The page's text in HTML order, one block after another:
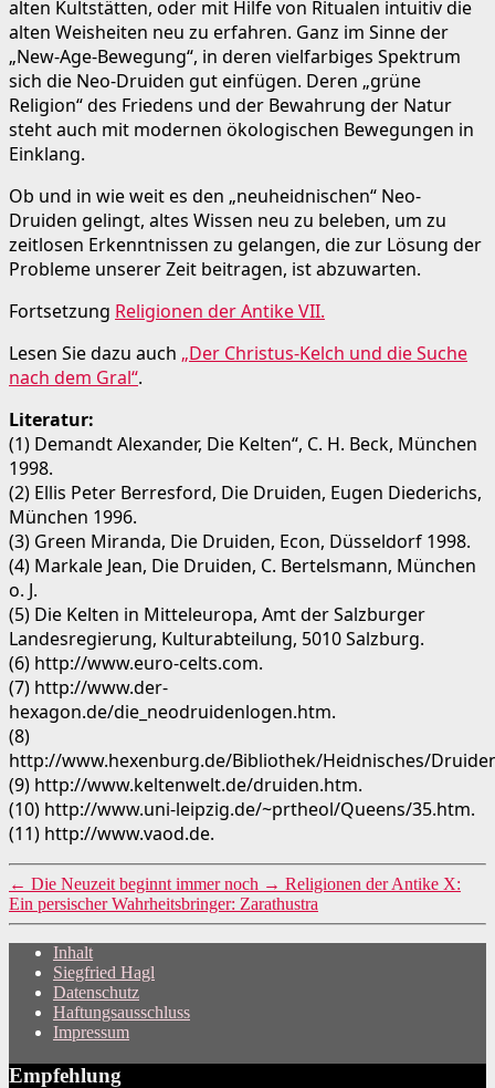
alten Kultstätten, oder mit Hilfe von Ritualen intuitiv die
alten Weisheiten neu zu erfahren. Ganz im Sinne der
„New-Age-Bewegung“, in deren vielfarbiges Spektrum
sich die Neo-Druiden gut einfügen. Deren „grüne
Religion“ des Friedens und der Bewahrung der Natur
steht auch mit modernen ökologischen Bewegungen in
Einklang.
Ob und in wie weit es den „neuheidnischen“ Neo-
Druiden gelingt, altes Wissen neu zu beleben, um zu
zeitlosen Erkenntnissen zu gelangen, die zur Lösung der
Probleme unserer Zeit beitragen, ist abzuwarten.
Fortsetzung Religionen der Antike VII.
Lesen Sie dazu auch „Der Christus-Kelch und die Suche
nach dem Gral“.
Literatur:
(1) Demandt Alexander, Die Kelten“, C. H. Beck, München
1998.
(2) Ellis Peter Berresford, Die Druiden, Eugen Diederichs,
München 1996.
(3) Green Miranda, Die Druiden, Econ, Düsseldorf 1998.
(4) Markale Jean, Die Druiden, C. Bertelsmann, München
o. J.
(5) Die Kelten in Mitteleuropa, Amt der Salzburger
Landesregierung, Kulturabteilung, 5010 Salzburg.
(6) http://www.euro-celts.com.
(7) http://www.der-
hexagon.de/die_neodruidenlogen.htm.
(8)
http://www.hexenburg.de/Bibliothek/Heidnisches/
(9) http://www.keltenwelt.de/druiden.htm.
(10) http://www.uni-leipzig.de/~prtheol/Queens/35.htm.
(11) http://www.vaod.de.
← Die Neuzeit beginnt immer noch → Religionen der Antike X:
Ein persischer Wahrheitsbringer: Zarathustra
Inhalt
Siegfried Hagl
Datenschutz
Haftungsausschluss
Impressum
Empfehlung